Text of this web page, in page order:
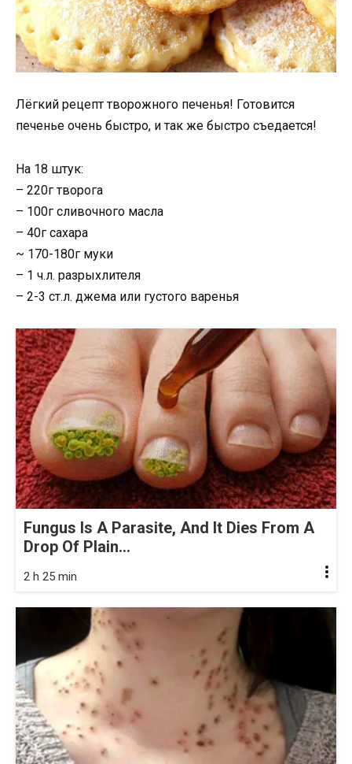
Лёгкий рецепт творожного печенья! Готовится
печенье очень быстро, и так же быстро съедается!
На 18 штук:
– 220г творога
– 100г сливочного масла
– 40г сахара
~ 170-180г муки
– 1 ч.л. разрыхлителя
– 2-3 ст.л. джема или густого варенья
Fungus Is A Parasite, And It Dies From A
Drop Of Plain...
2 h 25 min